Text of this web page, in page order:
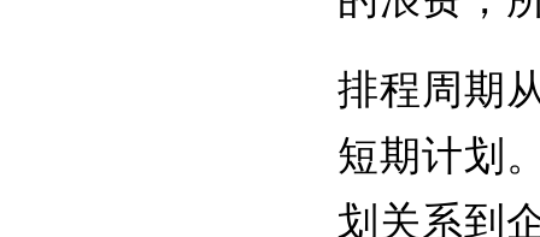
排程周期
短期计划
划关系到